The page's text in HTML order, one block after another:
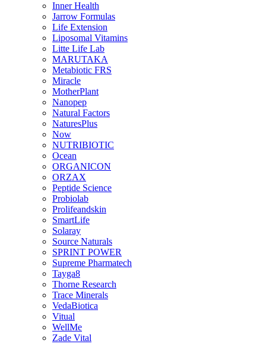
Inner Health
Jarrow Formulas
Life Extension
Liposomal Vitamins
Litte Life Lab
MARUTAKA
Metabiotic FRS
Miracle
MotherPlant
Nanopep
Natural Factors
NaturesPlus
Now
NUTRIBIOTIC
Ocean
ORGANICON
ORZAX
Peptide Science
Probiolab
Prolifeandskin
SmartLife
Solaray
Source Naturals
SPRINT POWER
Supreme Pharmatech
Tayga8
Thorne Research
Trace Minerals
VedaBiotica
Vitual
WellMe
Zade Vital